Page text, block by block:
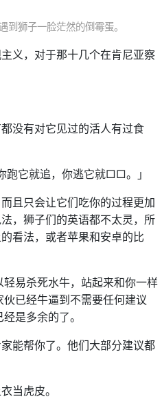
狮子一脸茫然的倒霉蛋。
义，对于那十几个在肯尼亚察
没有对它见过的活人有过食
它就追，你逃它就□□。」
且只会让它们吃你的过程更加
，狮子们的英语都不太灵，所
看法，或者苹果和安卓的比
易杀死水牛，站起来和你一样
已经牛逼到不需要任何建议
是多余的了。
能帮你了。他们大部分建议都
当虎皮。